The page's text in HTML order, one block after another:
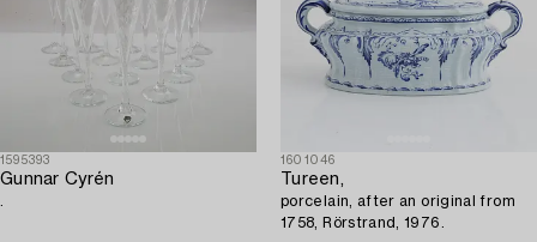
1595393
Gunnar Cyrén
1601046
Tureen,
porcelain, after an original from
1758, Rörstrand, 1976.